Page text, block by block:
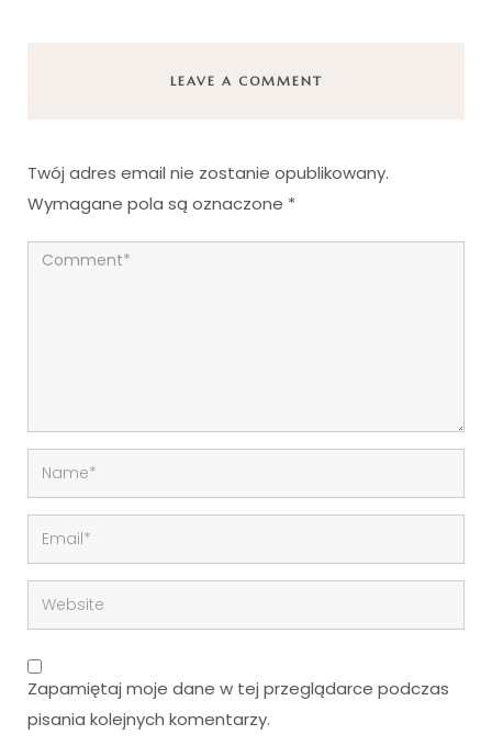
LEAVE A COMMENT
Twój adres email nie zostanie opublikowany.
Wymagane pola są oznaczone *
Zapamiętaj moje dane w tej przeglądarce podczas
pisania kolejnych komentarzy.